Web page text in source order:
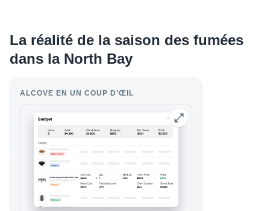
La réalité de la saison des fumées
dans la North Bay
ALCOVE EN UN COUP D’ŒIL